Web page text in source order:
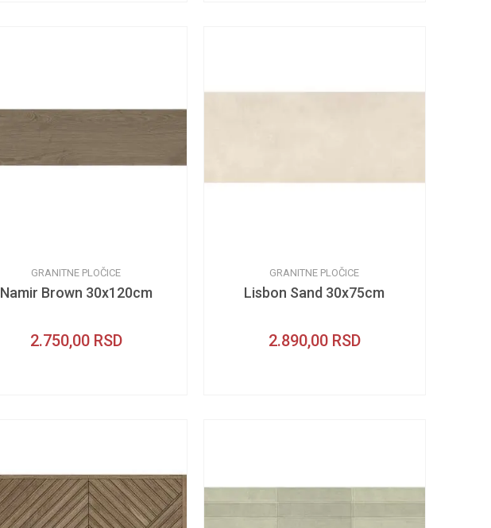
GRANITNE PLOČICE
Namir Brown 30x120cm
2.750,00 RSD
GRANITNE PLOČICE
Lisbon Sand 30x75cm
2.890,00 RSD